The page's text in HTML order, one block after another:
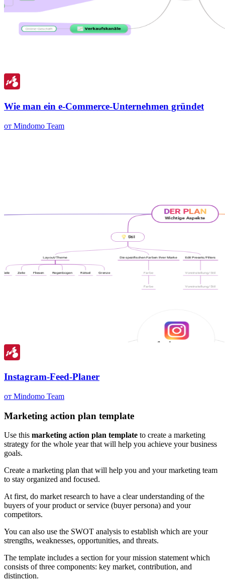
Wie man ein e-Commerce-Unternehmen gründet
от Mindomo Team
Instagram-Feed-Planer
от Mindomo Team
Marketing action plan template
Use this marketing action plan template to create a marketing
strategy for the whole year that will help you achieve your business
goals.
Create a marketing plan that will help you and your marketing team
to stay organized and focused.
At first, do market research to have a clear understanding of the
buyers of your product or service (buyer persona) and your
competitors.
You can also use the SWOT analysis to establish which are your
strengths, weaknesses, opportunities, and threats.
The template includes a section for your mission statement which
consists of three components: key market, contribution, and
distinction.